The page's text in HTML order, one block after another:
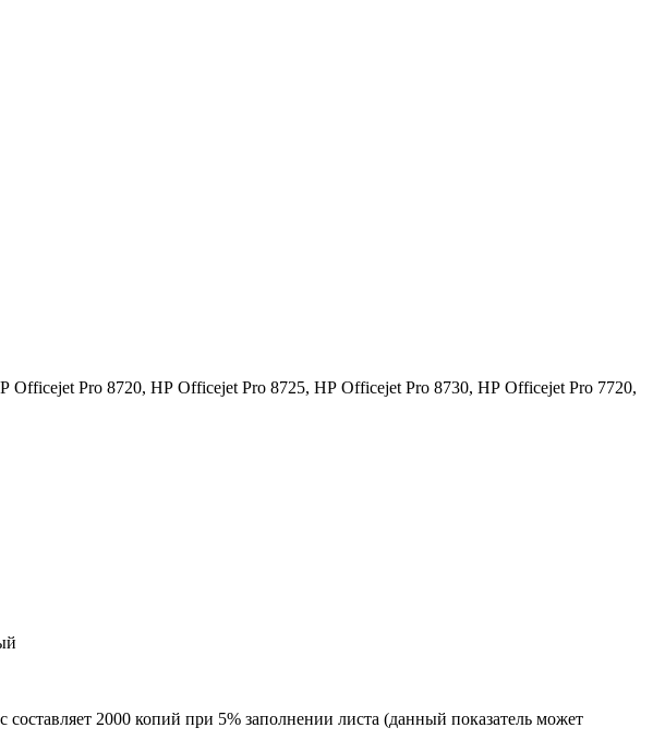
Officejet Pro 8720, HP Officejet Pro 8725, HP Officejet Pro 8730, HP Officejet Pro 7720,
2000 копий при 5% заполнении листа (данный показатель может